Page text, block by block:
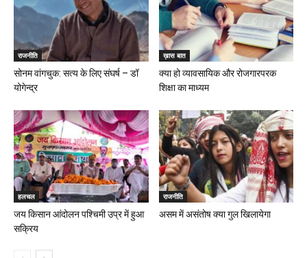
राजनीति
सोनम वांगचुक: सत्य के लिए संघर्ष – डॉ
योगेन्द्र
ख़ास बात
क्या हो व्यावसायिक और रोजगारपरक
शिक्षा का माध्यम
हलचल
जय किसान आंदोलन पश्चिमी उप्र में हुआ
सक्रिय
राजनीति
असम में असंतोष क्या गुल खिलायेगा